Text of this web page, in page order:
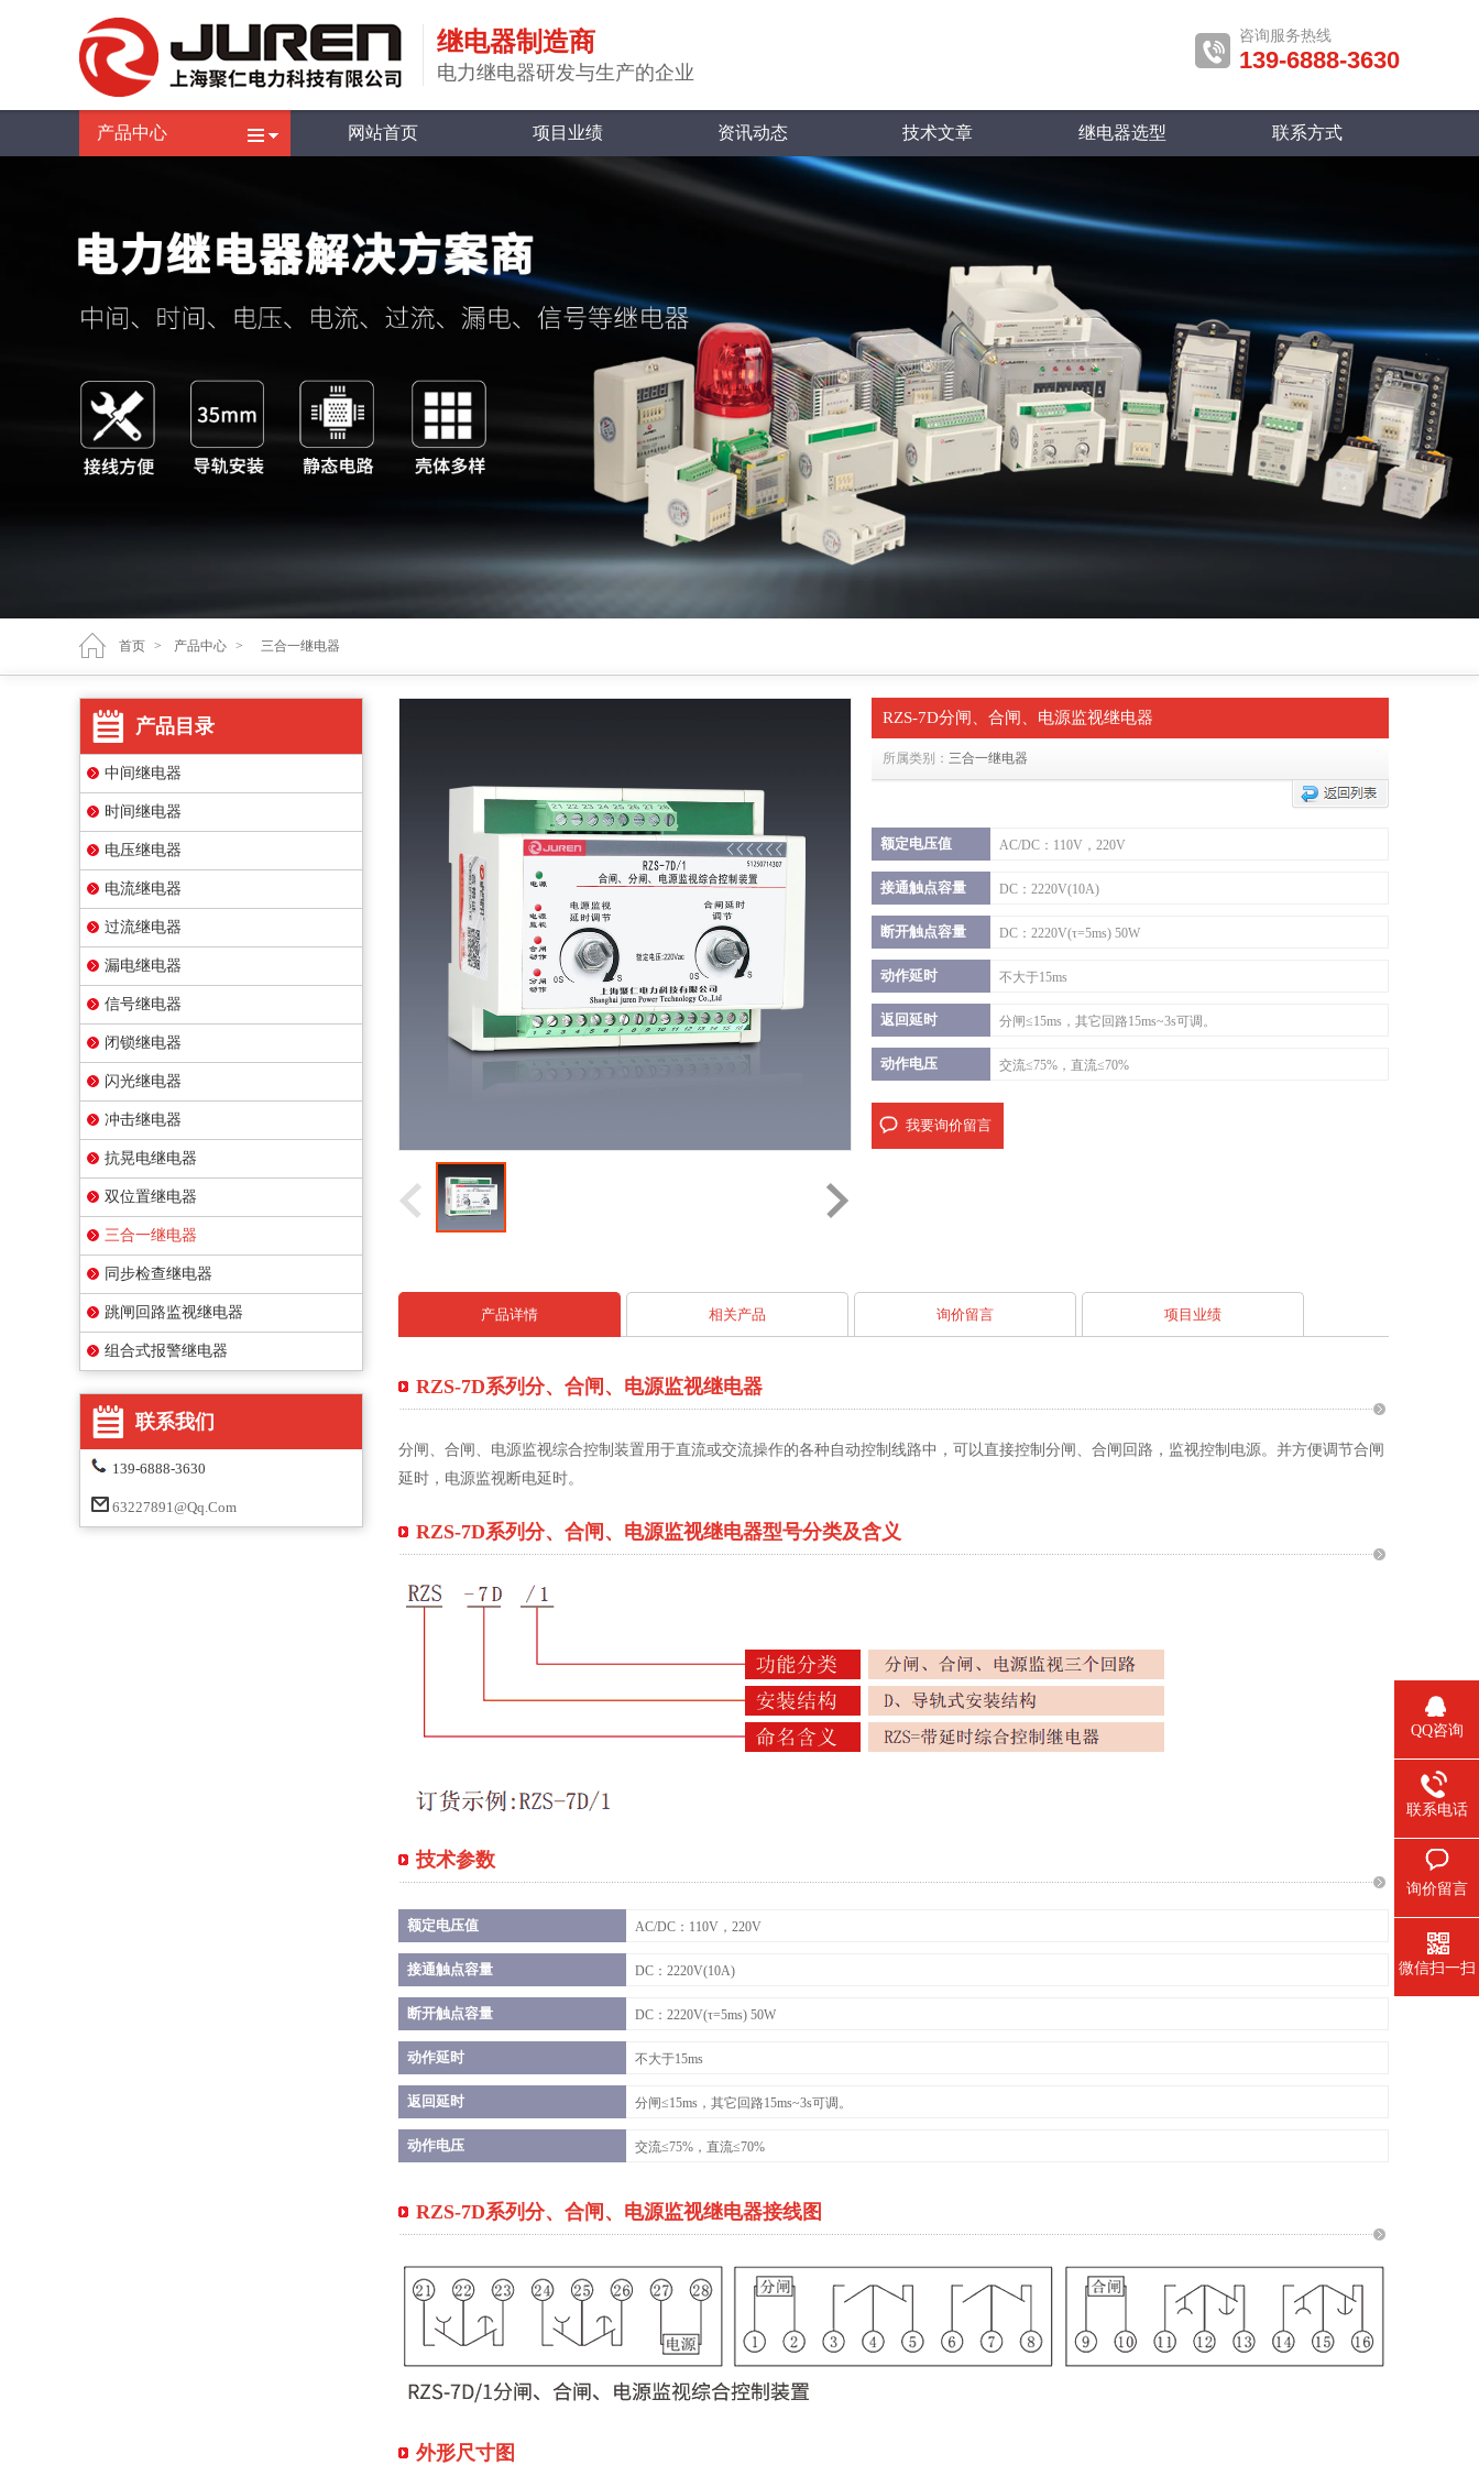
继电器制造商
电力继电器研发与生产的企业
咨询服务热线
139-6888-3630
产品中心 网站首页 项目业绩 资讯动态 技术文章 继电器选型 联系方式
首页 > 产品中心 > 三合一继电器
产品目录
中间继电器
时间继电器
电压继电器
电流继电器
过流继电器
漏电继电器
信号继电器
闭锁继电器
闪光继电器
冲击继电器
抗晃电继电器
双位置继电器
三合一继电器
同步检查继电器
跳闸回路监视继电器
组合式报警继电器
联系我们
139-6888-3630
63227891@qq.com
RZS-7D分闸、合闸、电源监视继电器
所属类别： 三合一继电器
额定电压值 AC/DC：110V，220V
接通触点容量 DC：2220V(10A)
断开触点容量 DC：2220V(τ=5ms) 50W
动作延时 不大于15ms
返回延时 分闸≤15ms，其它回路15ms~3s可调。
动作电压 交流≤75%，直流≤70%
我要询价留言
产品详情 相关产品 询价留言 项目业绩
RZS-7D系列分、合闸、电源监视继电器
分闸、合闸、电源监视综合控制装置用于直流或交流操作的各种自动控制线路中，可以直接控制分闸、合闸回路，监视控制电源。并方便调节合闸
延时，电源监视断电延时。
RZS-7D系列分、合闸、电源监视继电器型号分类及含义
技术参数
额定电压值 AC/DC：110V，220V
接通触点容量 DC：2220V(10A)
断开触点容量 DC：2220V(τ=5ms) 50W
动作延时 不大于15ms
返回延时 分闸≤15ms，其它回路15ms~3s可调。
动作电压 交流≤75%，直流≤70%
RZS-7D系列分、合闸、电源监视继电器接线图
外形尺寸图
QQ咨询
联系电话
询价留言
微信扫一扫